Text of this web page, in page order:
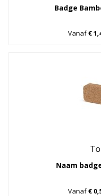
Badge
Vanaf€
Naam
Vanaf€